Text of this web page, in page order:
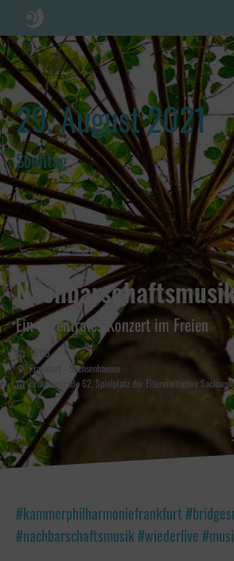
29. August 2021
Sonntag
Ein dezentrales Konzert im Freien
16:00
Frankfurt - Sachsenhausen
Brückenstraße 62, Spielplatz der Elterninitiative
#kammerphilharmoniefrankfurt
#nachbarschaftsmusik #wiederlive